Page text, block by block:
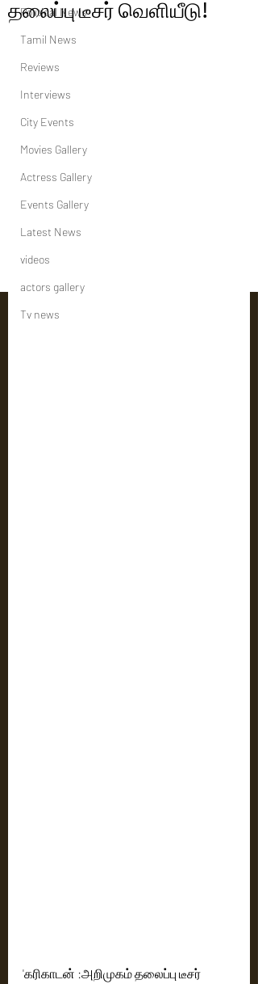
Political News
Tamil News
Reviews
Interviews
City Events
Movies Gallery
Actress Gallery
Events Gallery
Latest News
videos
actors gallery
Tv news
தலைப்பு டீசர் வெளியீடு!
'கரிகாடன் :அறிமுகம் தலைப்பு டீசர்